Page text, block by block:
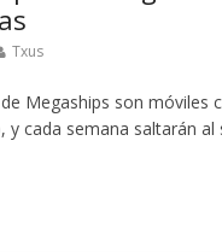
Txus
Megaships son móviles
y cada semana saltarán al